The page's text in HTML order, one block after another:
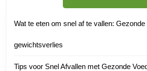
Wat te eten om snel af te vallen:
gewichtsverlies
Tips voor Snel Afvallen met Gezonde